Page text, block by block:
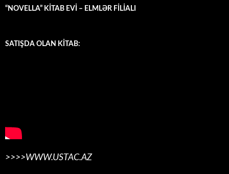
“NOVELLA” KİTAB EVİ – ELMLƏR FİLİALI
SATIŞDA OLAN KİTAB:
>>>>WWW.USTAC.AZ